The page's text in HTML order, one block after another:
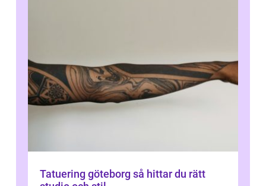
Tatuering göteborg så hittar du rätt